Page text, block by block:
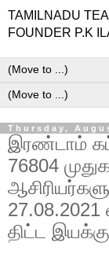
TAMILNADU
FOUNDER P.K
Thursday,
இரண்டாம்
76804
திட்ட